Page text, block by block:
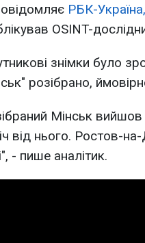
РБК-Україна,
OSINT-
знімки було
розібрано,
Мінськ вийшов
від нього. Ростов-
- пише аналітик.